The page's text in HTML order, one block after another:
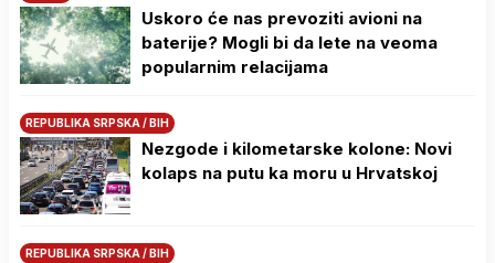
Uskoro će nas prevoziti avioni na
baterije? Mogli bi da lete na veoma
popularnim relacijama
REPUBLIKA SRPSKA / BIH
Nezgode i kilometarske kolone: Novi
kolaps na putu ka moru u Hrvatskoj
REPUBLIKA SRPSKA / BIH